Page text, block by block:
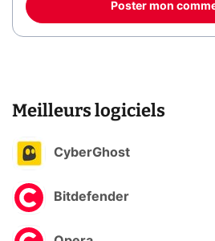
Poster mon
Meilleurs logiciels
CyberGhost
Bitdefender